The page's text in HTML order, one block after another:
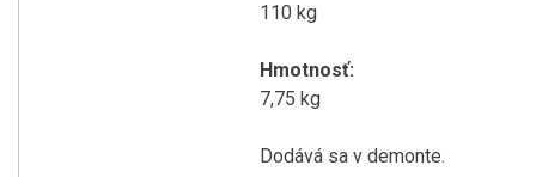
110 kg
Hmotnosť:
7,75 kg
Dodává sa v demonte.